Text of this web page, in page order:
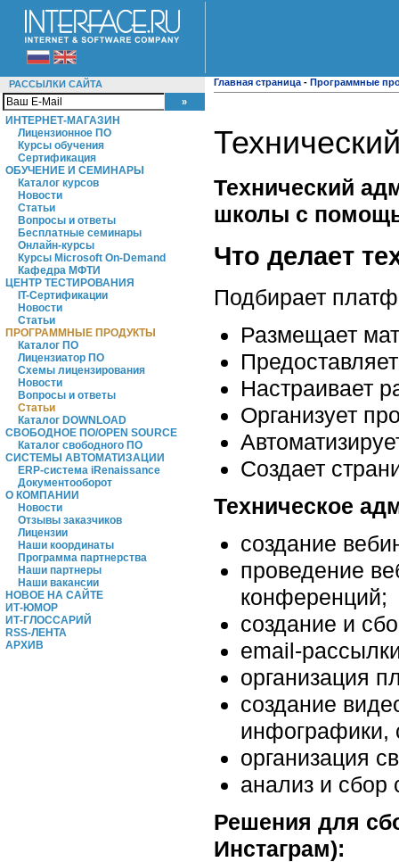
РАССЫЛКИ САЙТА
ИНТЕРНЕТ-МАГАЗИН
Лицензионное ПО
Курсы обучения
Сертификация
ОБУЧЕНИЕ И СЕМИНАРЫ
Каталог курсов
Новости
Статьи
Вопросы и ответы
Бесплатные семинары
Онлайн-курсы
Курсы Microsoft On-Demand
Кафедра МФТИ
ЦЕНТР ТЕСТИРОВАНИЯ
IT-Сертификации
Новости
Статьи
ПРОГРАММНЫЕ ПРОДУКТЫ
Каталог ПО
Лицензиатор ПО
Схемы лицензирования
Новости
Вопросы и ответы
Статьи
Каталог DOWNLOAD
СВОБОДНОЕ ПО/OPEN SOURCE
Каталог свободного ПО
СИСТЕМЫ АВТОМАТИЗАЦИИ
ERP-система iRenaissance
Документооборот
О КОМПАНИИ
Новости
Отзывы заказчиков
Лицензии
Наши координаты
Программа партнерства
Наши партнеры
Наши вакансии
НОВОЕ НА САЙТЕ
ИТ-ЮМОР
ИТ-ГЛОССАРИЙ
RSS-ЛЕНТА
АРХИВ
Главная страница - Программные
Технический
школы с
Что делает
Подбирает
Размещает
Настраивает
Организует
Создает
Техническое
создание
проведение
конференций;
создание и
email-
организация
создание
инфографики,
организация
анализ и сбор
Решения для
Инстаграм):